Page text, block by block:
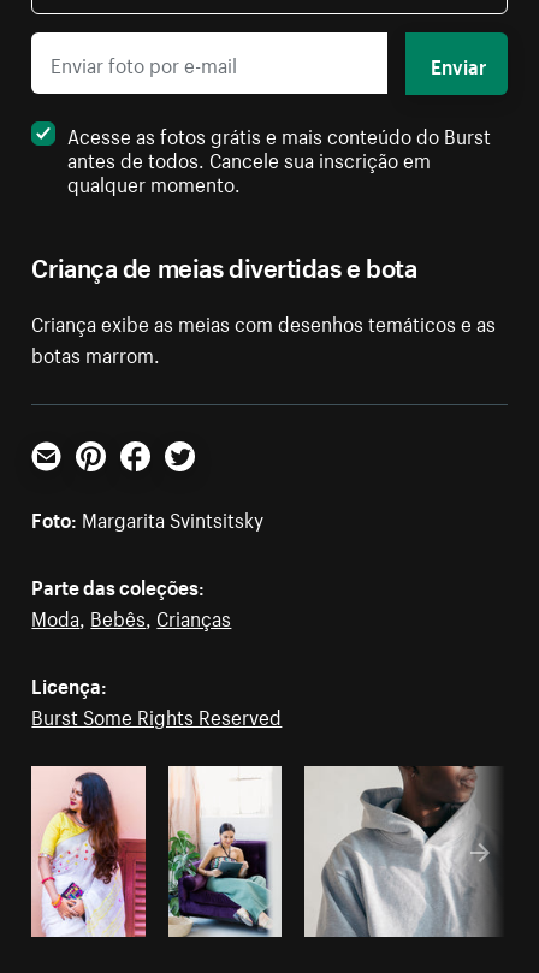
Criança de meias divertidas e bota
Criança exibe as meias com desenhos temáticos e as
botas marrom.
Enviar
Acesse as fotos grátis e mais conteúdo do Burst
antes de todos. Cancele sua inscrição em
qualquer momento.
E-mailPinterestFacebookTwitter
Foto: Margarita Svintsitsky
Parte das coleções:
Moda, Bebês, Crianças
Licença:
Burst Some Rights Reserved